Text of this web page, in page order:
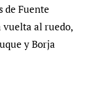
de Fuente
vuelta al ruedo,
y Borja